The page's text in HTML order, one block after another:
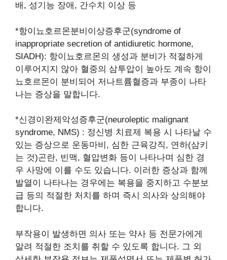
배, 성기능 장애, 간수치 이상 등
*항이뇨호르몬분비이상증후군(syndrome of
inappropriate secretion of antidiuretic hormone,
SIADH): 항이뇨호르몬의 생성과 분비가 적절하게
이루어지지 않아 혈중의 삼투압이 높아도 계속 항이
뇨호르몬이 분비되어 저나트륨혈증과 부종이 나타
나는 증상을 말합니다.
*신경이완제악성증후군(neuroleptic malignant
syndrome, NMS) : 정신병 치료제 복용 시 나타날 수
있는 증상으로 운동마비, 심한 근육강직, 연하(삼키
는 것)곤란, 빈맥, 혈압변화 등이 나타나며 심한 경
우 사망에 이를 수도 있습니다. 이러한 증상과 함께
발열이 나타나는 경우에는 복용을 중지하고 수분보
급 등의 적절한 처치를 하며 즉시 의사와 상의해야
합니다.
부작용이 발생하면 의사 또는 약사 등 전문가에게
알려 적절한 조치를 취할 수 있도록 합니다. 그 외